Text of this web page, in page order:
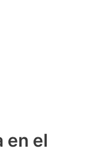
en el